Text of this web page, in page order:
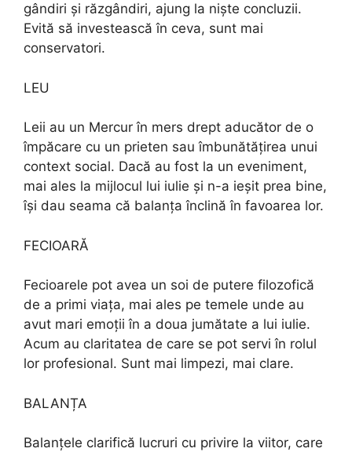
gândiri și răzgândiri, ajung la niște concluzii.
Evită să investească în ceva, sunt mai
conservatori.
LEU
Leii au un Mercur în mers drept aducător de o
împăcare cu un prieten sau îmbunătățirea unui
context social. Dacă au fost la un eveniment,
mai ales la mijlocul lui iulie și n-a ieșit prea bine,
își dau seama că balanța înclină în favoarea lor.
FECIOARĂ
Fecioarele pot avea un soi de putere filozofică
de a primi viața, mai ales pe temele unde au
avut mari emoții în a doua jumătate a lui iulie.
Acum au claritatea de care se pot servi în rolul
lor profesional. Sunt mai limpezi, mai clare.
BALANȚA
Balanțele clarifică lucruri cu privire la viitor, care